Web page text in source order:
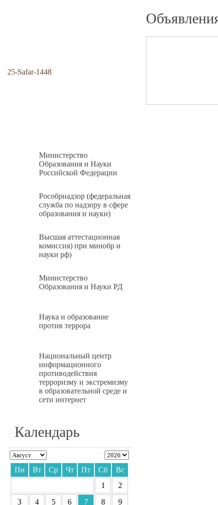
25-Safar-1448
Министерство
Образования и Науки
Российской Федерации
Рособрнадзор (федеральная
служба по надзору в сфере
образования и науки)
Высшая аттестационная
комиссия) при минобр и
науки рф)
Министерство
Образования и Науки РД
Наука и образование
против террора
Национальный центр
информационного
противодействия
терроризму и экстремизму
в образовательной среде и
сети интернет
Календарь
Пн Вт Ср Чт Пт Сб
Вс
1
2
3
4 5 6 7 8 9